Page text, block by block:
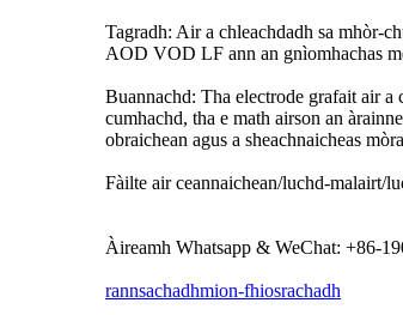
Tagradh: Air a chleachdadh sa mhòr-
AOD VOD LF ann an gnìomhachas
Buannachd: Tha electrode grafait air a
cumhachd, tha e math airson an
obraichean agus a sheachnaicheas
Fàilte air ceannaichean/luchd-malairt/
Àireamh Whatsapp & WeChat: +86-
rannsachadhmion-fhiosrachadh